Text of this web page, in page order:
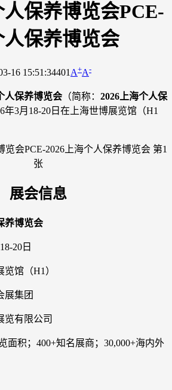
保养博览会PCE-
人保养博览会
16 15:51:34401 A+A-
人保养博览会 （简称： 2026上海个人保
年3月18-20日在上海世博展览馆（H1
展会信息
养博览会
20日
馆（H1）
展集团
览有限公司
面积；400+知名展商；30,000+海内外